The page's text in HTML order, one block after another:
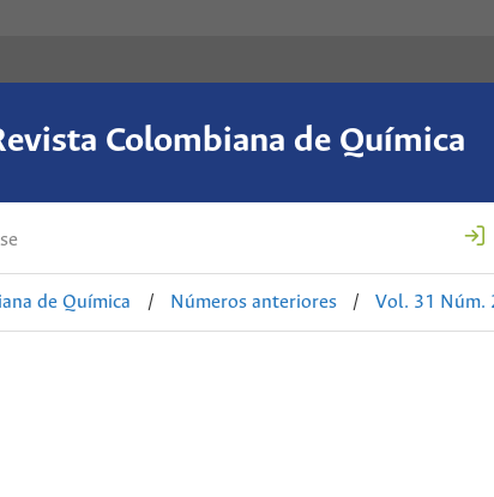
Colombiana de Química
de Química / Números anteriores / Vol. 31 Núm.